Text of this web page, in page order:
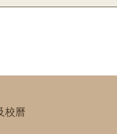
校曆